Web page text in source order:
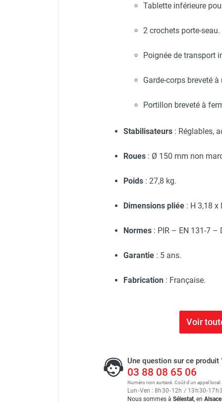
Tablette inférieure
2 crochets porte-seau.
Poignée de transport
Garde-corps breveté
Portillon breveté à
Stabilisateurs : Réglables,
Roues : Ø 150 mm non
Poids : 27,8 kg.
Dimensions pliée : H 3,18 x
Normes : PIR – EN 131-7 –
Garantie : 5 ans.
Fabrication : Française.
Voir
Une question sur ce produit
03 88 08 65 06
Numéro non surtaxé. Coût d'un appel local.
Lun-Ven : 8h30-12h / 13h30-17h
Nous sommes à Sélestat, en Alsace